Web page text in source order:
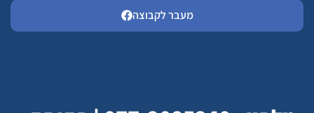
מעבר לקבוצה